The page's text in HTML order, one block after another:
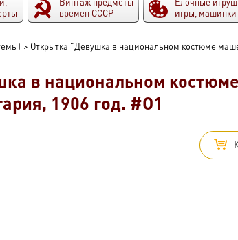
времен СССР
игры, машинки
> Открытка "Девушка в национальном костюме
в национальном
1906 год. #O1